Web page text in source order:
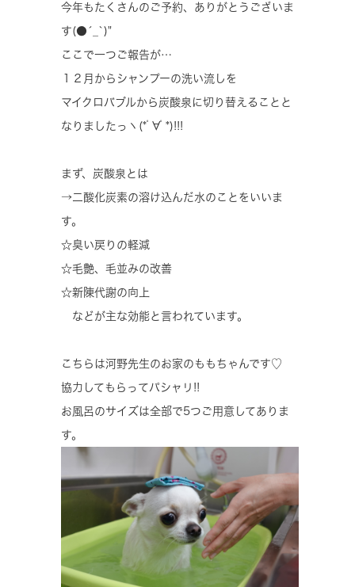
今年もたくさんのご予約、ありがとうございま
す(●´_`)"
ここで一つご報告が…
１２月からシャンプーの洗い流しを
マイクロバブルから炭酸泉に切り替えることと
なりましたっヽ(*ﾟ∀ﾟ*)!!!
まず、炭酸泉とは
→二酸化炭素の溶け込んだ水のことをいいま
す。
☆臭い戻りの軽減
☆毛艶、毛並みの改善
☆新陳代謝の向上
などが主な効能と言われています。
こちらは河野先生のお家のももちゃんです♡
協力してもらってパシャリ!!
お風呂のサイズは全部で5つご用意してありま
す。